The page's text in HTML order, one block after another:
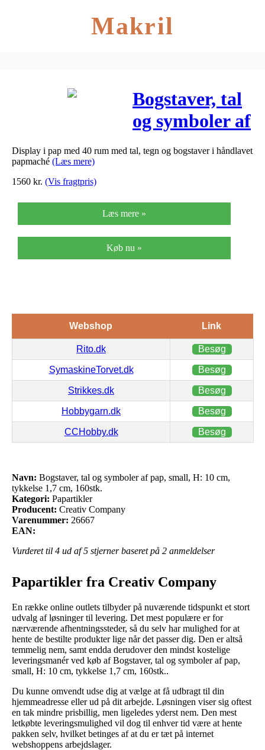
Makril
Bogstaver, tal
og symboler af
pap, small, H:
cm, 160stk.
Display i pap med 40 rum med tal, tegn og bogstaver i håndlavet
papmaché (Læs mere)
1560 kr. (Vis fragtpris)
Læs mere »
Køb nu »
Webshop Link
Rito.dk Besøg
SymaskineTorvet.dk Besøg
Strikkes.dk Besøg
Hobbygarn.dk Besøg
CCHobby.dk Besøg
Navn: Bogstaver, tal og symboler af pap, small, H: 10 cm,
tykkelse 1,7 cm, 160stk.
Kategori: Papartikler
Producent: Creativ Company
Varenummer: 26667
EAN:
Vurderet til 4 ud af 5 stjerner baseret på 2 anmeldelser
Papartikler fra Creativ Company
En række online outlets tilbyder på nuværende tidspunkt et stort
udvalg af løsninger til levering. Det mest populære er for
nærværende afhentningssteder, så du selv har mulighed for at
hente de bestilte produkter lige når det passer dig. Den er altså
temmelig nem, samt endda derudover den mindst kostelige
leveringsmanér ved køb af Bogstaver, tal og symboler af pap,
small, H: 10 cm, tykkelse 1,7 cm, 160stk..
Du kunne omvendt udse dig at vælge at få udbragt til din
hjemmeadresse eller ud på dit arbejde. Løsningen viser sig oftest
en tak mindre prisbillig, men ligeledes yderst nem. Den mest
letkøbte leveringsmulighed vil dog til enhver tid være at hente
pakken selv, hvilket betinges af at du er tæt på internet
webshoppens arbejdslager.